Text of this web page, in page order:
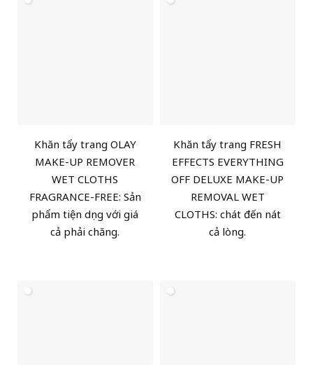
Khăn tẩy trang OLAY
MAKE-UP REMOVER
WET CLOTHS
FRAGRANCE-FREE: Sản
phẩm tiện dụng với giá
cả phải chăng.
Khăn tẩy trang FRESH
EFFECTS EVERYTHING
OFF DELUXE MAKE-UP
REMOVAL WET
CLOTHS: chát đến nát
cả lòng.